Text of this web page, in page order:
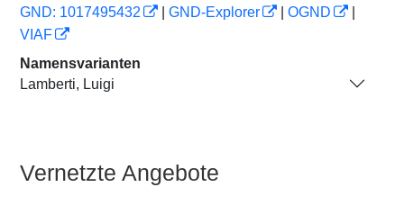
GND: 1017495432
GND-Explorer OGND
VIAF
Namensvarianten
Lamberti, Luigi
Vernetzte Angebote